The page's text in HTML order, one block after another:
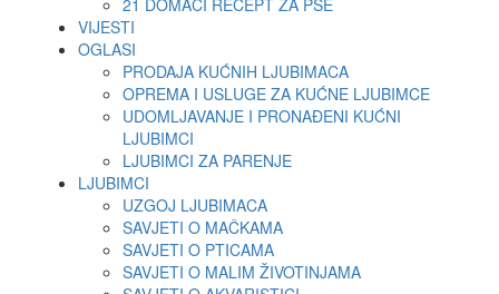
21 DOMAĆI RECEPT ZA PSE
VIJESTI
OGLASI
PRODAJA KUĆNIH LJUBIMACA
OPREMA I USLUGE ZA KUĆNE LJUBIMCE
UDOMLJAVANJE I PRONAĐENI KUĆNI
LJUBIMCI
LJUBIMCI ZA PARENJE
LJUBIMCI
UZGOJ LJUBIMACA
SAVJETI O MAČKAMA
SAVJETI O PTICAMA
SAVJETI O MALIM ŽIVOTINJAMA